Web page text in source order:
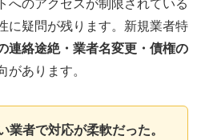
へのアクセスが制限されている
に疑問が残ります。新規業者特
連絡途絶・業者名変更・債権の
があります。
業者で対応が柔軟だった。